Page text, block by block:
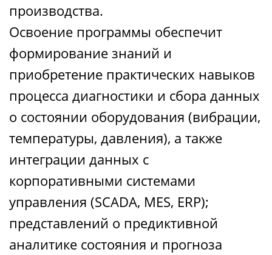
производства.
Освоение программы обеспечит
формирование знаний и
приобретение практических навыков
процесса диагностики и сбора данных
о состоянии оборудования (вибрации,
температуры, давления), а также
интеграции данных с
корпоративными системами
управления (SCADA, MES, ERP);
представлений о предиктивной
аналитике состояния и прогноза